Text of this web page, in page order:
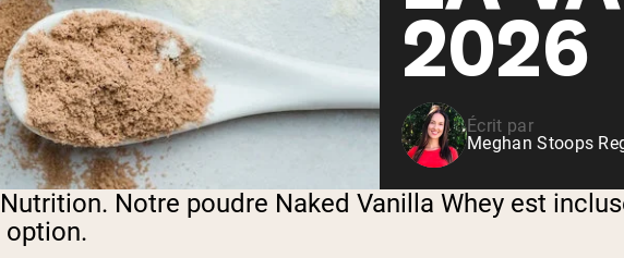
vanille
Whey de vache nourrie à
l'herbe
Shop All Protéines En Poudre 2026
Écrit par
Meghan Stoops
Notre poudre Naked Vanilla Whey est
option.